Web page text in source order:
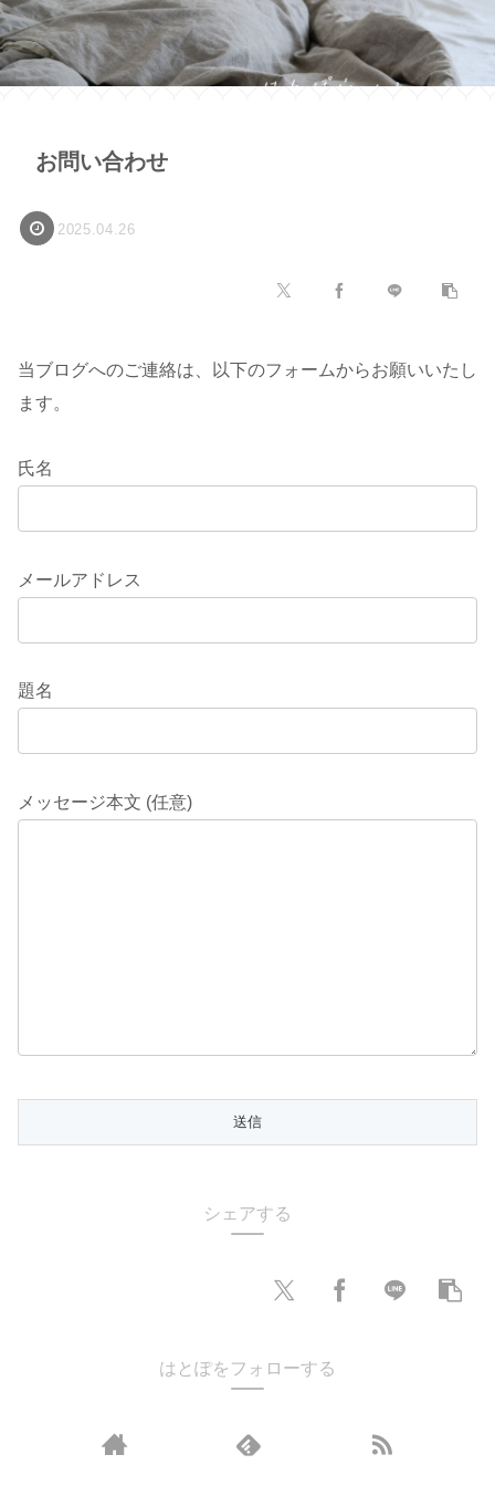
お問い合わせ
2025.04.26
当ブログへのご連絡は、以下のフォームからお願いいたし
ます。
氏名
メールアドレス
題名
メッセージ本文 (任意)
シェアする
はとぽをフォローする